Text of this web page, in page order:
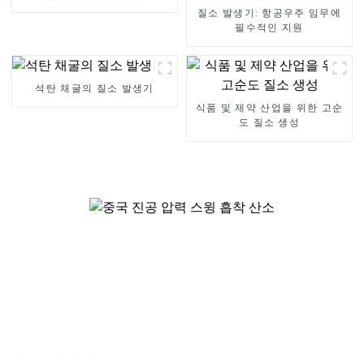
질소 발생기: 항공우주 임무에
필수적인 지원
석탄 채굴의 질소 발생기
식품 및 제약 산업을 위한 고순
도 질소 생성